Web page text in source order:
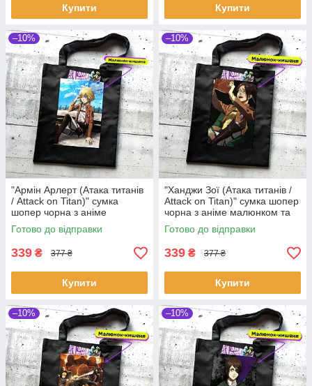
Купити Купити
–10%
"Армін Арлерт (Атака титанів
/ Attack on Titan)" сумка
шопер чорна з аніме
малюнком та кишенею
Готово до відправки
339 ₴ 377 ₴
Купити
–10%
"Ханджи Зої (Атака титанів /
Attack on Titan)" сумка шопер
чорна з аніме малюнком та
кишенею
Готово до відправки
339 ₴ 377 ₴
Купити
–10% –10%